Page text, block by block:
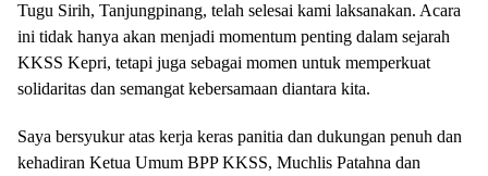
Tugu Sirih, Tanjungpinang, telah selesai kami laksanakan. Acara
ini tidak hanya akan menjadi momentum penting dalam sejarah
KKSS Kepri, tetapi juga sebagai momen untuk memperkuat
solidaritas dan semangat kebersamaan diantara kita.
Saya bersyukur atas kerja keras panitia dan dukungan penuh dan
kehadiran Ketua Umum BPP KKSS, Muchlis Patahna dan